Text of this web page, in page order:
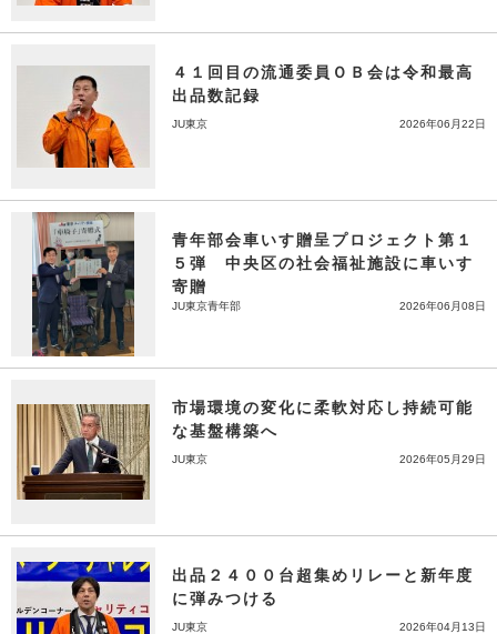
４１回目の流通委員ＯＢ会は令和最高
出品数記録
JU東京 2026年06月22日
青年部会車いす贈呈プロジェクト第１
５弾 中央区の社会福祉施設に車いす
寄贈
JU東京青年部 2026年06月08日
市場環境の変化に柔軟対応し持続可能
な基盤構築へ
JU東京 2026年05月29日
出品２４００台超集めリレーと新年度
に弾みつける
JU東京 2026年04月13日